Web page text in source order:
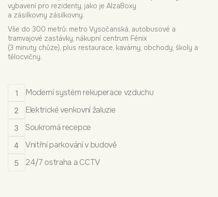
vybavení pro rezidenty, jako je AlzaBoxy
a zásilkovny zásilkovny.
Vše do 300 metrů: metro Vysočanská, autobusové a
tramvajové zastávky, nákupní centrum Fénix
(3 minuty chůze), plus restaurace, kavárny, obchody, školy a
tělocvičny.
Moderní systém rekuperace vzduchu
Elektrické venkovní žaluzie
Soukromá recepce
Vnitřní parkování v budově
24/7 ostraha a CCTV